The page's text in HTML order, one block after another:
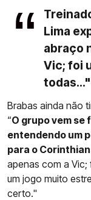
Lima
abraço
Vic; foi
todas..."
Brabas ainda não
“O grupo vem se
entendendo um
para o
apenas com a Vic;
um jogo muito
certo."